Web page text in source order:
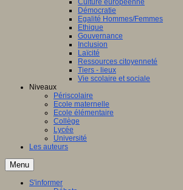
Culture européenne
Démocratie
Egalité Hommes/Femmes
Ethique
Gouvernance
Inclusion
Laïcité
Ressources citoyenneté
Tiers - lieux
Vie scolaire et sociale
Niveaux
Périscolaire
Ecole maternelle
Ecole élémentaire
Collège
Lycée
Université
Les auteurs
Menu
S'informer